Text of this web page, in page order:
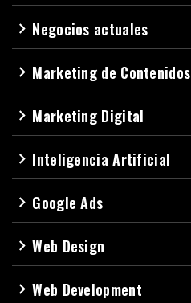
navigate_next Negocios actuales
navigate_next Marketing de Contenidos
navigate_next Marketing Digital
navigate_next Inteligencia Artificial
navigate_next Google Ads
navigate_nextWeb Design
navigate_nextWeb Development